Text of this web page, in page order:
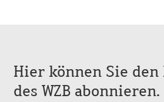
Hier können Sie
des WZB abonnieren.